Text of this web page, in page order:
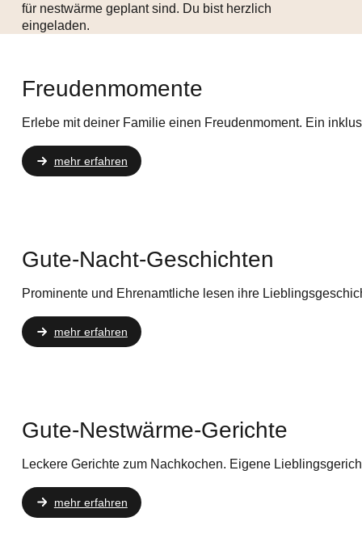
für nestwärme geplant sind. Du bist herzlich
eingeladen.
Freudenmomente
Erlebe mit deiner Familie einen Freudenmoment. Ein
mehr erfahren
Gute-Nacht-Geschichten
Prominente und Ehrenamtliche lesen ihre
mehr erfahren
Gute-Nestwärme-Gerichte
Leckere Gerichte zum Nachkochen. Eigene
mehr erfahren